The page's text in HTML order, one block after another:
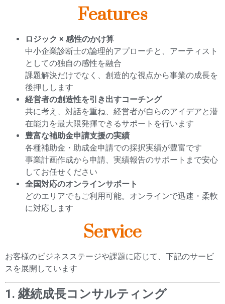
Features
ロジック × 感性のかけ算
中小企業診断士の論理的アプローチと、アーティスト
としての独自の感性を融合
課題解決だけでなく、創造的な視点から事業の成長を
後押しします
経営者の創造性を引き出すコーチング
共に考え、対話を重ね、経営者が自らのアイデアと潜
在能力を最大限発揮できるサポートを行います
豊富な補助金申請支援の実績
各種補助金・助成金申請での採択実績が豊富です
事業計画作成から申請、実績報告のサポートまで安心
してお任せください
全国対応のオンラインサポート
どのエリアでもご利用可能。オンラインで迅速・柔軟
に対応します
Service
お客様のビジネスステージや課題に応じて、下記のサービ
スを展開しています
1. 継続成長コンサルティング